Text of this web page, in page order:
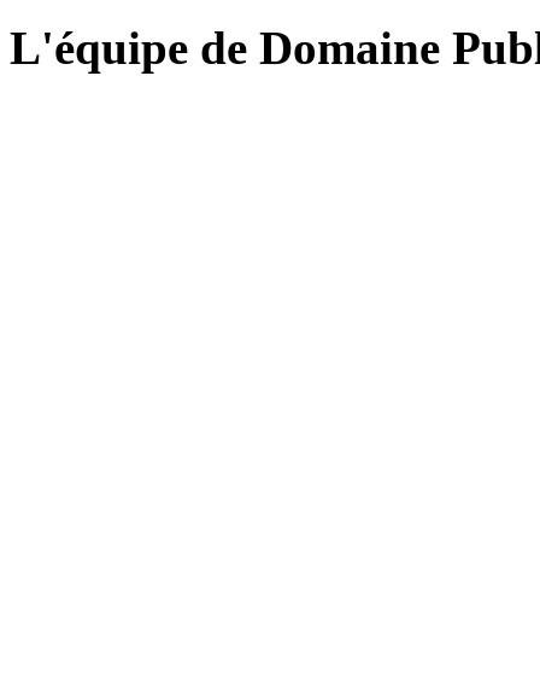
L'équipe de Domaine